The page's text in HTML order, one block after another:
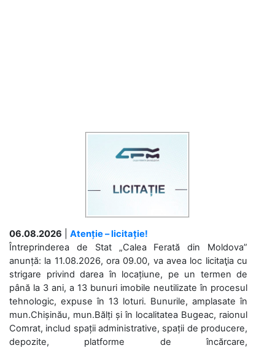
06.08.2026
Atenție – licitație!
Întreprinderea de Stat „Calea Ferată din Moldova”
anunță: la 11.08.2026, ora 09.00, va avea loc licitaţia cu
strigare privind darea în locațiune, pe un termen de
până la 3 ani, a 13 bunuri imobile neutilizate în procesul
tehnologic, expuse în 13 loturi. Bunurile, amplasate în
mun.Chișinău, mun.Bălți și în localitatea Bugeac, raionul
Comrat, includ spații administrative, spații de producere,
depozite, platforme de încărcare,